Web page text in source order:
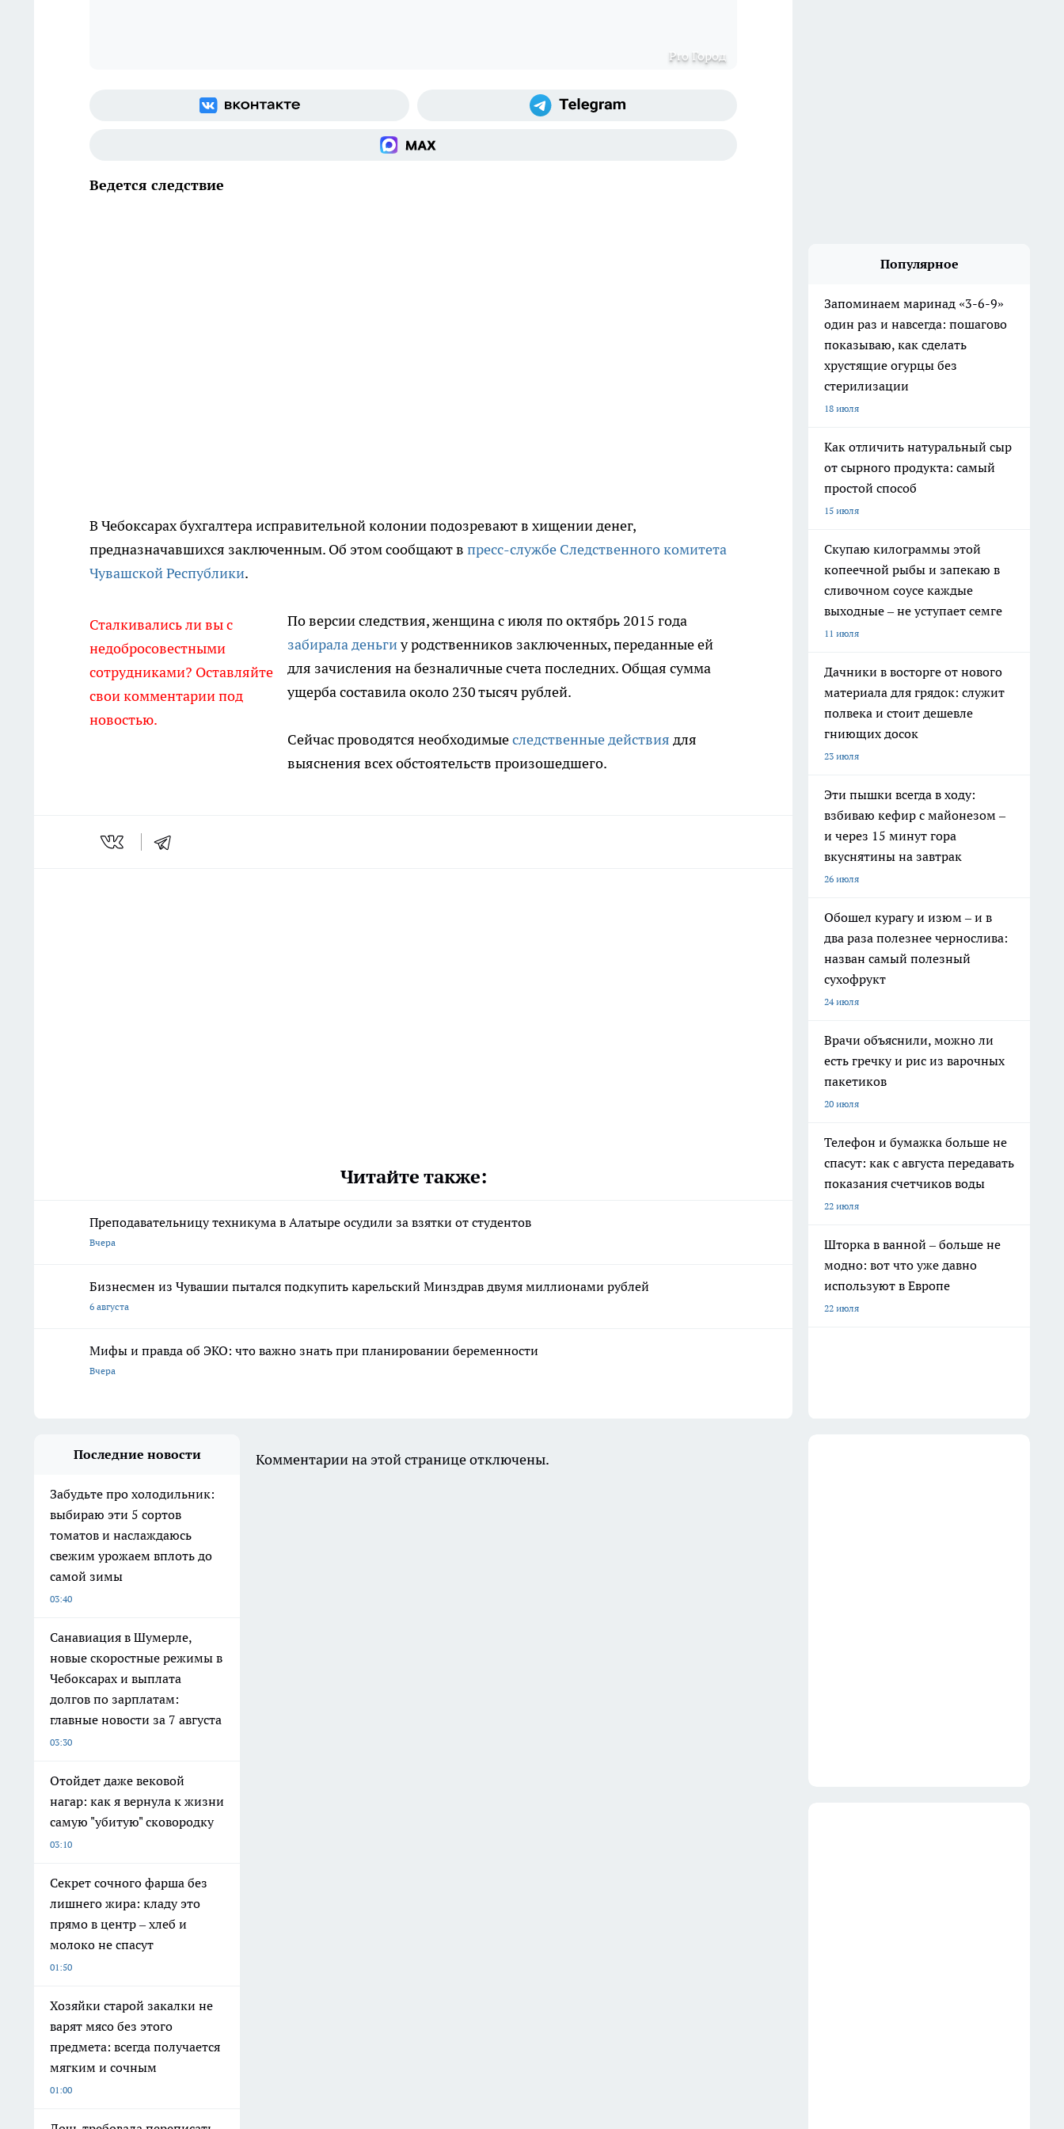
Pro Город
Ведется следствие
В Чебоксарах бухгалтера исправительной колонии подозревают в хищении денег,
предназначавшихся заключенным. Об этом сообщают в пресс-службе Следственного комитета
Чувашской Республики.
Сталкивались ли вы с
недобросовестными
сотрудниками? Оставляйте
свои комментарии под
новостью.
По версии следствия, женщина с июля по октябрь 2015 года
забирала деньгиу родственников заключенных, переданные ей
для зачисления на безналичные счета последних. Общая сумма
ущерба составила около 230 тысяч рублей.
Сейчас проводятся необходимыеследственные действия для
выяснения всех обстоятельств произошедшего.
Читайте также:
Преподавательницу техникума в Алатыре осудили за взятки от студентов
Вчера
Бизнесмен из Чувашии пытался подкупить карельский Минздрав двумя миллионами рублей
6 августа
Мифы и правда об ЭКО: что важно знать при планировании беременности
Вчера
Популярное
Запоминаем маринад «3-6-9»
один раз и навсегда: пошагово
показываю, как сделать
хрустящие огурцы без
стерилизации
18 июля
Как отличить натуральный сыр
от сырного продукта: самый
простой способ
15 июля
Скупаю килограммы этой
копеечной рыбы и запекаю в
сливочном соусе каждые
выходные – не уступает семге
11 июля
Дачники в восторге от нового
материала для грядок: служит
полвека и стоит дешевле
гниющих досок
23 июля
Эти пышки всегда в ходу:
взбиваю кефир с майонезом –
и через 15 минут гора
вкуснятины на завтрак
26 июля
Обошел курагу и изюм – и в
два раза полезнее чернослива:
назван самый полезный
сухофрукт
24 июля
Врачи объяснили, можно ли
есть гречку и рис из варочных
пакетиков
20 июля
Телефон и бумажка больше не
спасут: как с августа передавать
показания счетчиков воды
22 июля
Шторка в ванной – больше не
модно: вот что уже давно
используют в Европе
22 июля
Последние новости
Забудьте про холодильник:
выбираю эти 5 сортов
томатов и наслаждаюсь
свежим урожаем вплоть до
самой зимы
03:40
Санавиация в Шумерле,
новые скоростные режимы в
Чебоксарах и выплата
долгов по зарплатам:
главные новости за 7 августа
03:30
Отойдет даже вековой
нагар: как я вернула к жизни
самую "убитую" сковородку
03:10
Секрет сочного фарша без
лишнего жира: кладу это
прямо в центр – хлеб и
молоко не спасут
01:50
Хозяйки старой закалки не
варят мясо без этого
предмета: всегда получается
мягким и сочным
01:00
Комментарии на этой странице отключены.